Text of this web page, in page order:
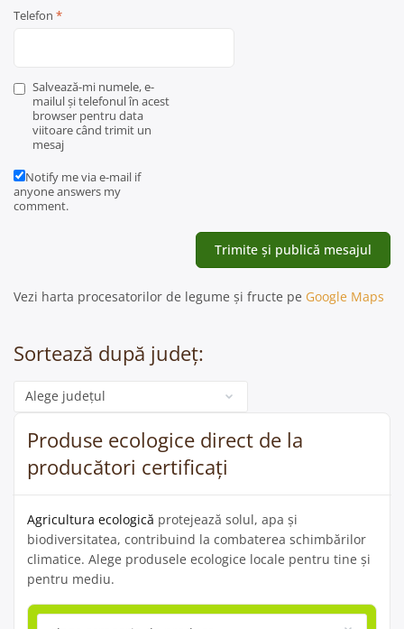
Telefon *
Salvează-mi numele, e-
mailul și telefonul în acest
browser pentru data
viitoare când trimit un
mesaj
Notify me via e-mail if
anyone answers my
comment.
Vezi harta procesatorilor de legume și fructe pe Google Maps
Sortează după județ:
Categorie
Produse ecologice direct de la
producători certificați
Agricultura ecologică protejează solul, apa și
biodiversitatea, contribuind la combaterea schimbărilor
climatice. Alege produsele ecologice locale pentru tine și
pentru mediu.